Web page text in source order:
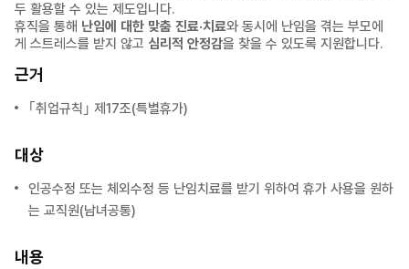
두 활용할 수 있는 제도입니다.
휴직을 통해 난임에 대한 맞춤 진료·치료와 동시에 난임을 겪는 부모에
게 스트레스를 받지 않고 심리적 안정감을 찾을 수 있도록 지원합니다.
근거
｢취업규칙｣ 제17조(특별휴가)
대상
인공수정 또는 체외수정 등 난임치료를 받기 위하여 휴가 사용을 원하
는 교직원(남녀공통)
내용